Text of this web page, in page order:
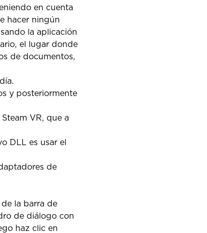
en cuenta
hacer ningún
la aplicación
el lugar donde
de documentos,
y posteriormente
VR, que a
DLL es usar el
de
la barra de
de diálogo con
haz clic en